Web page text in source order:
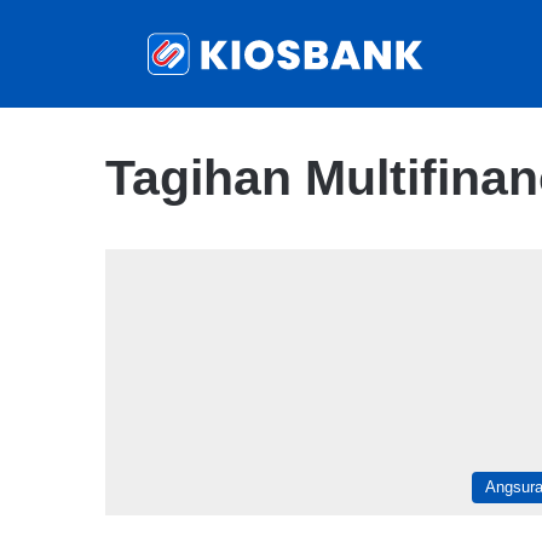
Tagihan